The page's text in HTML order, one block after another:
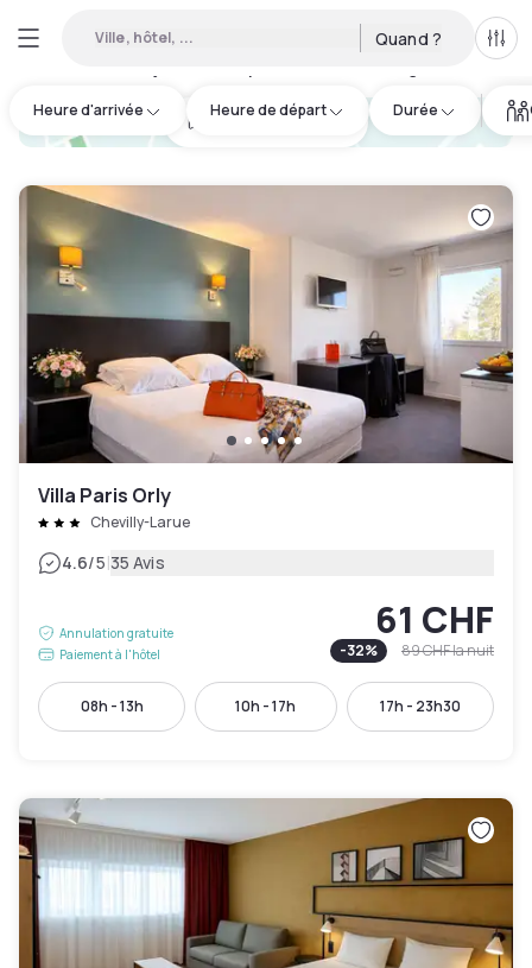
Ville, hôtel, ... Quand ?
Heure d'arrivée Heure de départ Durée
hotel.cta.view_map
Villa Paris Orly
Chevilly-Larue
4.6/5|35 Avis
Annulation gratuite
Paiement à l'hôtel
61 CHF
-32% 89 CHFla nuit
08h - 13h 10h - 17h 17h - 23h30